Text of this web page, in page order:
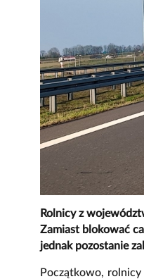
Rolnicy z
Zamiast blokować
jednak pozostanie
Początkowo,